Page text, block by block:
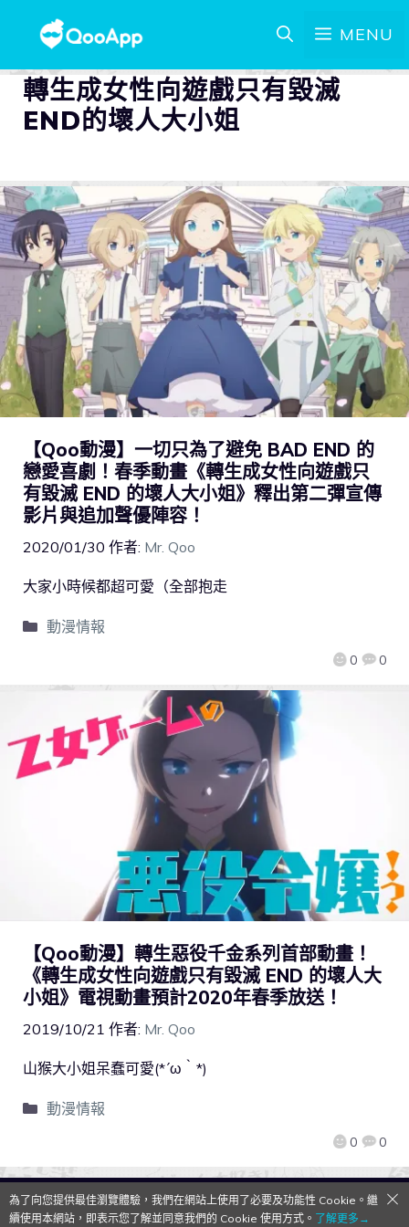
MENU
轉生成女性向遊戲只有毀滅
END的壞人大小姐
【Qoo動漫】一切只為了避免 BAD END 的
戀愛喜劇！春季動畫《轉生成女性向遊戲只
有毀滅 END 的壞人大小姐》釋出第二彈宣傳
影片與追加聲優陣容！
2020/01/30 作者: Mr. Qoo
0 0
大家小時候都超可愛（全部抱走
動漫情報
【Qoo動漫】轉生惡役千金系列首部動畫！
《轉生成女性向遊戲只有毀滅 END 的壞人大
小姐》電視動畫預計2020年春季放送！
2019/10/21 作者: Mr. Qoo
0 0
山猴大小姐呆蠢可愛(*´ω｀*)
動漫情報
QooApp Limited © 2026
為了向您提供最佳瀏覽體驗，我們在網站上使用了必要及功能性 Cookie。繼
續使用本網站，即表示您了解並同意我們的 Cookie 使用方式。 了解更多→